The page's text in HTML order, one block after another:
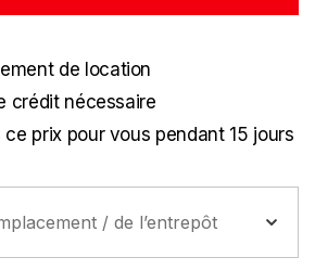
de location
crédit nécessaire
ce prix pour vous pendant 15 jours
/ de l’entrepôt